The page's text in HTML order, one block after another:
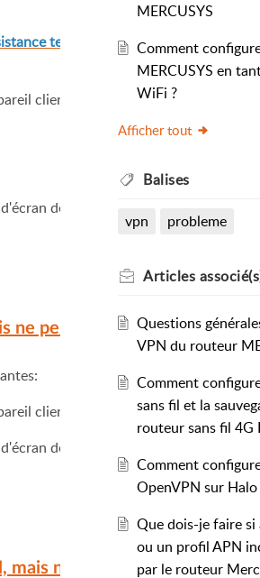
technique MERCUSYS avec les
client VPN.
de tous les paramètres VPN.
ne peuvent plus accéder à
client VPN.
de tous les paramètres VPN sur le
mais ne peuvent pas accéder
MERCUSYS
Comment
MERCUSYS en
WiFi ?
Afficher tout
Balises
vpn probleme
Articles
Questions
VPN du routeur
Comment
sans fil et la
routeur sans fil 4G
Comment
OpenVPN sur Halo
Que dois-je faire
ou un profil APN
par le routeur